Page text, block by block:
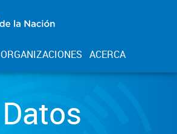
ORGANIZACIONES ACERCA
Datos